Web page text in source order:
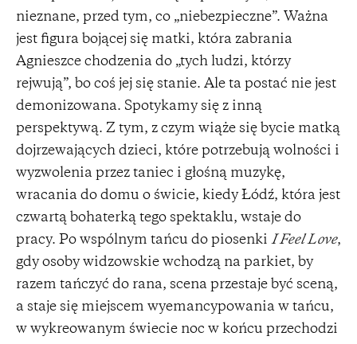
nieznane, przed tym, co „niebezpieczne”. Ważna
jest figura bojącej się matki, która zabrania
Agnieszce chodzenia do „tych ludzi, którzy
rejwują”, bo coś jej się stanie. Ale ta postać nie jest
demonizowana. Spotykamy się z inną
perspektywą. Z tym, z czym wiąże się bycie matką
dojrzewających dzieci, które potrzebują wolności i
wyzwolenia przez taniec i głośną muzykę,
wracania do domu o świcie, kiedy Łódź, która jest
czwartą bohaterką tego spektaklu, wstaje do
pracy. Po wspólnym tańcu do piosenki I Feel Love,
gdy osoby widzowskie wchodzą na parkiet, by
razem tańczyć do rana, scena przestaje być sceną,
a staje się miejscem wyemancypowania w tańcu,
w wykreowanym świecie noc w końcu przechodzi